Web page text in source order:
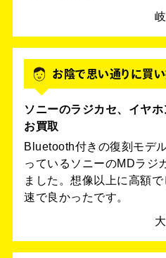
お陰で思い通りに買
ソニーのラジカセ、イヤ
お買取
Bluetooth付きの復刻モデ
っているソニーのMDラジ
ました。想像以上に高額
速で良かったです。